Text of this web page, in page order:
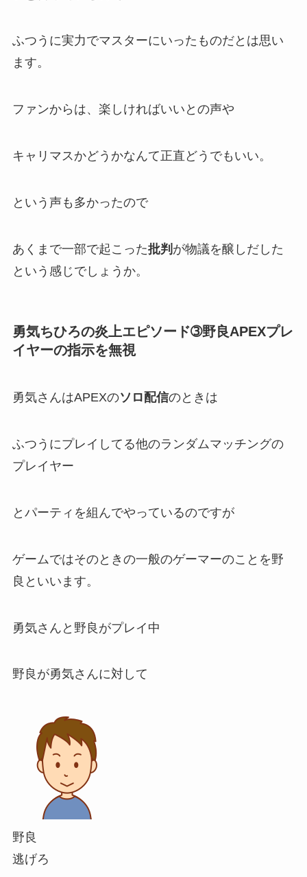
ふつうに実力でマスターにいった ものだとは思い
ます。
ファンからは、 楽しければいい との声や
キャリマスかどうかなんて正直どうでもいい。
という声も多かったので
あくまで一部で起こった批判 が物議を醸しだした
という感じでしょうか。
勇気ちひろの炎上エピソード➂野良APEXプレ
イヤーの指示を無視
勇気さんはAPEXのソロ配信のときは
ふつうにプレイしてる他のランダムマッチングの
プレイヤー
とパーティを組んでやっているのですが
ゲームではそのときの一般のゲーマーのことを野
良 といいます。
勇気さんと野良がプレイ中
野良が勇気さんに対して
野良
逃げろ